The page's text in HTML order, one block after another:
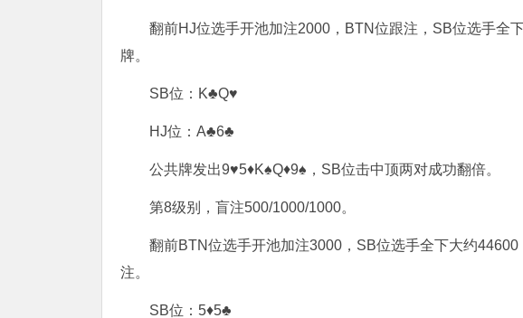
翻前HJ位选手开池加注2000，BTN位跟注，SB位选手全
牌。
SB位：K♣Q♥
HJ位：A♣6♣
公共牌发出9♥5♦K♠Q♦9♠，SB位击中顶两对成功翻倍。
第8级别，盲注500/1000/1000。
翻前BTN位选手开池加注3000，SB位选手全下大约
注。
SB位：5♦5♣